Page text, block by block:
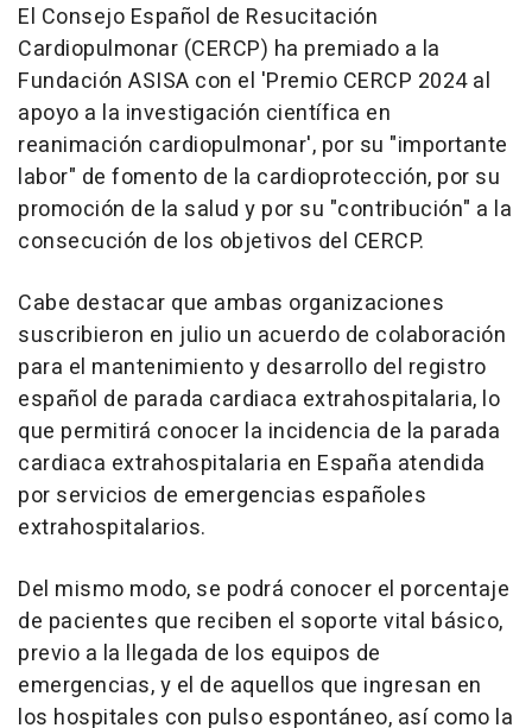
El Consejo Español de Resucitación
Cardiopulmonar (CERCP) ha premiado a la
Fundación ASISA con el 'Premio CERCP 2024 al
apoyo a la investigación científica en
reanimación cardiopulmonar', por su "importante
labor" de fomento de la cardioprotección, por su
promoción de la salud y por su "contribución" a la
consecución de los objetivos del CERCP.
Cabe destacar que ambas organizaciones
suscribieron en julio un acuerdo de colaboración
para el mantenimiento y desarrollo del registro
español de parada cardiaca extrahospitalaria, lo
que permitirá conocer la incidencia de la parada
cardiaca extrahospitalaria en España atendida
por servicios de emergencias españoles
extrahospitalarios.
Del mismo modo, se podrá conocer el porcentaje
de pacientes que reciben el soporte vital básico,
previo a la llegada de los equipos de
emergencias, y el de aquellos que ingresan en
los hospitales con pulso espontáneo, así como la